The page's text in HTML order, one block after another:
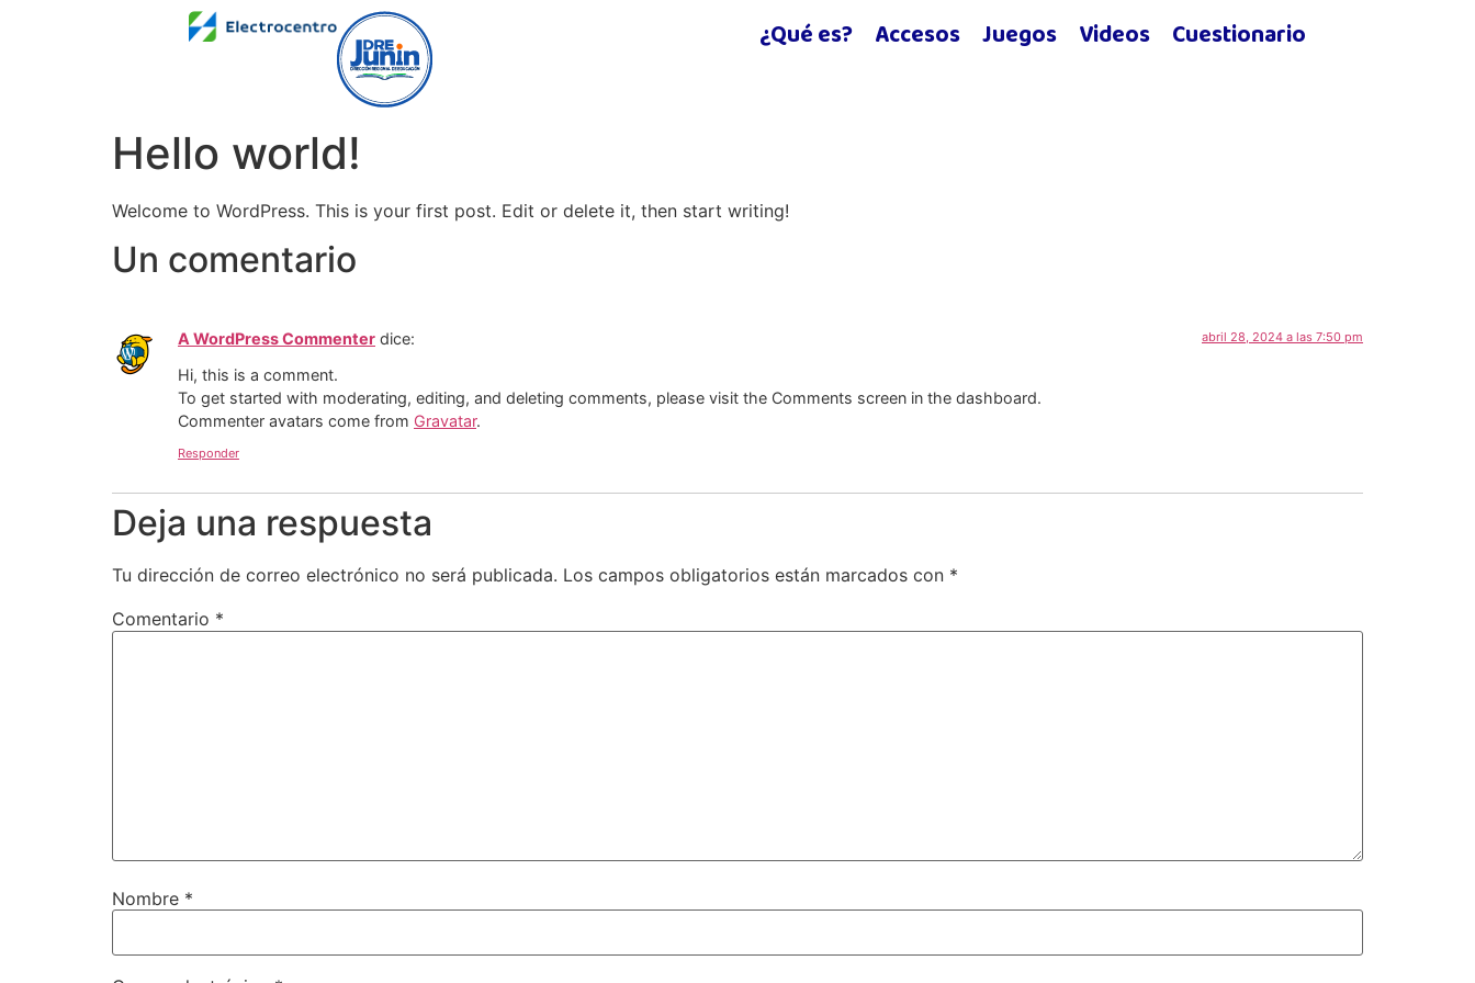
¿Qué es? Accesos Juegos Videos Cuestionario
Hello world!
Welcome to WordPress. This is your first post. Edit or delete it, then start writing!
Un comentario
A WordPress Commenter dice: abril 28, 2024 a las 7:50 pm
Hi, this is a comment.
To get started with moderating, editing, and deleting comments, please visit the Comments screen in the dashboard.
Commenter avatars come from Gravatar.
Responder
Deja una respuesta
Tu dirección de correo electrónico no será publicada. Los campos obligatorios están marcados con *
Comentario *
Nombre *